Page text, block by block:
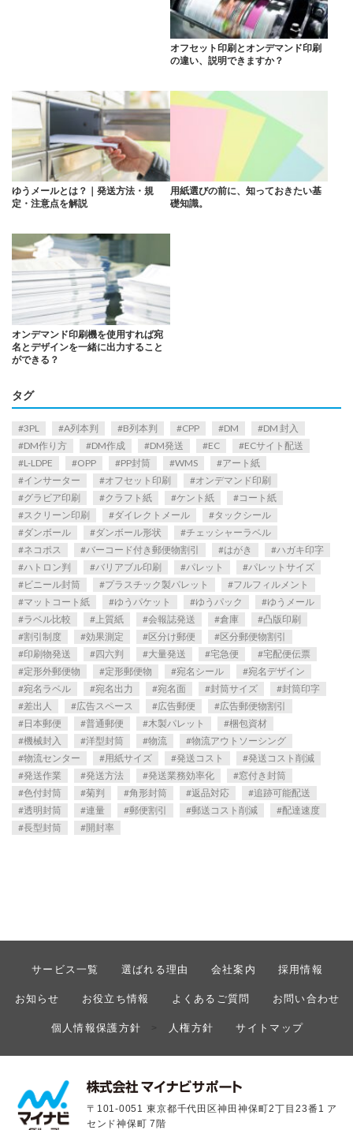
オフセット印刷とオンデマンド印刷
の違い、説明できますか？
ゆうメールとは？｜発送方法・規
定・注意点を解説
用紙選びの前に、知っておきたい基
礎知識。
オンデマンド印刷機を使用すれば宛
名とデザインを一緒に出力すること
ができる？
タグ
3PL A列本判 B列本判 CPP DM
DM 封入
DM作り方
DM作成 DM発送 EC
ECサイト配送
L-LDPE
OPP PP封筒 WMS
アート紙
インサーター
オフセット印刷
オンデマンド印刷
グラビア印刷
クラフト紙 ケント紙
コート紙
スクリーン印刷
ダイレクトメール
タックシール
ダンボール
ダンボール形状
チェッシャーラベル
ネコポス
バーコード付き郵便物割引 はがき
ハガキ印字
ハトロン判
バリアブル印刷 パレット
パレットサイズ
ビニール封筒
プラスチック製パレット
フルフィルメント
マットコート紙
ゆうパケット ゆうパック
ゆうメール
ラベル比較
上質紙 会報誌発送 倉庫
凸版印刷
割引制度
効果測定 区分け郵便
区分郵便物割引
印刷物発送
四六判 大量発送 宅急便
宅配便伝票
定形外郵便物
定形郵便物 宛名シール
宛名デザイン
宛名ラベル
宛名出力 宛名面 封筒サイズ
封筒印字
差出人
広告スペース 広告郵便
広告郵便物割引
日本郵便
普通郵便 木製パレット
梱包資材
機械封入
洋型封筒 物流
物流アウトソーシング
物流センター
用紙サイズ 発送コスト
発送コスト削減
発送作業
発送方法 発送業務効率化
窓付き封筒
色付封筒
菊判 角形封筒 返品対応
追跡可能配送
透明封筒
連量 郵便割引 郵送コスト削減
配達速度
長型封筒
開封率
サービス一覧 選ばれる理由 会社案内 採用情報
お知らせ お役立ち情報 よくあるご質問 お問い合わせ
個人情報保護方針 > 人権方針 サイトマップ
〒101-0051 東京都千代田区神田神保町2丁目23番1 ア
センド神保町 7階